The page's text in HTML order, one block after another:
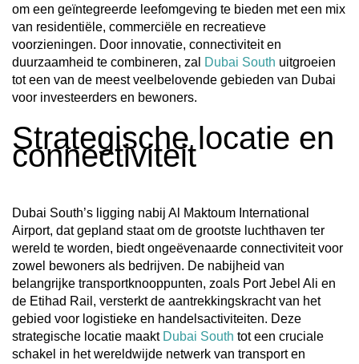
om een geïntegreerde leefomgeving te bieden met een mix
van residentiële, commerciële en recreatieve
voorzieningen. Door innovatie, connectiviteit en
duurzaamheid te combineren, zal
Dubai South uitgroeien
tot een van de meest veelbelovende gebieden van Dubai
voor investeerders en bewoners.
Strategische locatie en
connectiviteit
Dubai South’s ligging nabij Al Maktoum International
Airport, dat gepland staat om de grootste luchthaven ter
wereld te worden, biedt ongeëvenaarde connectiviteit voor
zowel bewoners als bedrijven. De nabijheid van
belangrijke transportknooppunten, zoals Port Jebel Ali en
de Etihad Rail, versterkt de aantrekkingskracht van het
gebied voor logistieke en handelsactiviteiten. Deze
strategische locatie maakt Dubai South tot een cruciale
schakel in het wereldwijde netwerk van transport en